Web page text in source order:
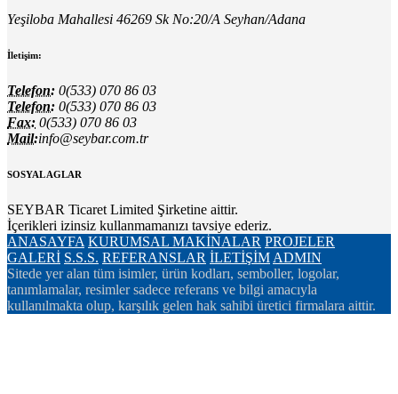
Yeşiloba Mahallesi 46269 Sk No:20/A Seyhan/Adana
İletişim:
Telefon: 0(533) 070 86 03
Telefon: 0(533) 070 86 03
Fax: 0(533) 070 86 03
Mail:info@seybar.com.tr
SOSYAL AGLAR
SEYBAR Ticaret Limited Şirketine aittir.
İçerikleri izinsiz kullanmamanızı tavsiye ederiz.
ANASAYFA KURUMSAL MAKİNALAR PROJELER
GALERİ S.S.S. REFERANSLAR İLETİŞİM ADMIN
Sitede yer alan tüm isimler, ürün kodları, semboller, logolar,
tanımlamalar, resimler sadece referans ve bilgi amacıyla
kullanılmakta olup, karşılık gelen hak sahibi üretici firmalara aittir.